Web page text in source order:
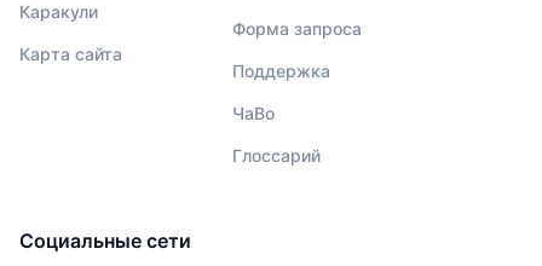
Каракули
Карта сайта
Форма запроса
Поддержка
ЧаВо
Глоссарий
Социальные сети